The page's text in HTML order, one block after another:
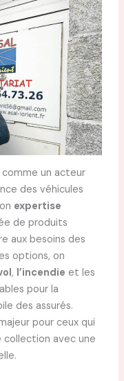
comme un acteur
des véhicules
expertise
de produits
aux besoins des
options, on
, l’incendie et les
pour la
des assurés.
pour ceux qui
collection avec une